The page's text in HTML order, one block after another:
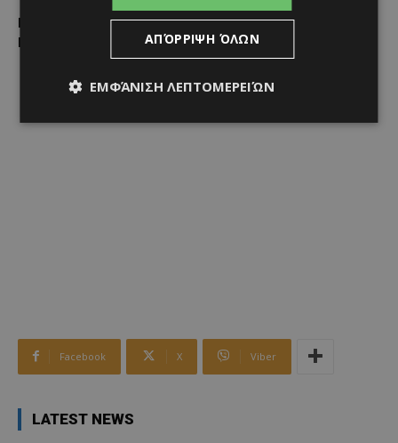
MADE TO MIX.
POUR. MIX.
Facebook X Viber
LATEST NEWS
ΑΠΌΡΡΙΨΗ ΌΛΩΝ
ΕΜΦΆΝΙΣΗ ΛΕΠΤΟΜΕΡΕΙΏΝ